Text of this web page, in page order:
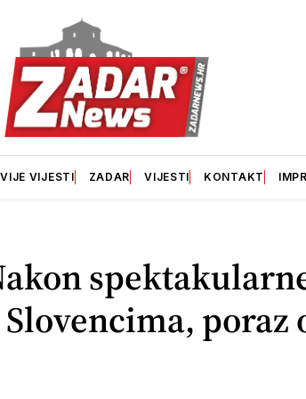
VIJESTI ZADAR VIJESTI KONTAKT
poraz